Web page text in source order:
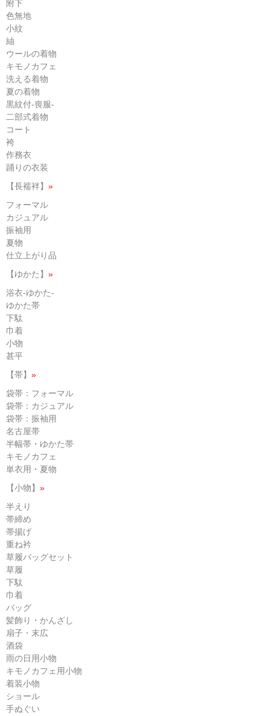
附下
色無地
小紋
紬
ウールの着物
キモノカフェ
洗える着物
夏の着物
黒紋付-喪服-
二部式着物
コート
袴
作務衣
踊りの衣装
【長襦袢】 »
フォーマル
カジュアル
振袖用
夏物
仕立上がり品
【ゆかた】 »
浴衣-ゆかた-
ゆかた帯
下駄
巾着
小物
甚平
【帯】 »
袋帯：フォーマル
袋帯：カジュアル
袋帯：振袖用
名古屋帯
半幅帯・ゆかた帯
キモノカフェ
単衣用・夏物
【小物】 »
半えり
帯締め
帯揚げ
重ね衿
草履バッグセット
草履
下駄
巾着
バッグ
髪飾り・かんざし
扇子・末広
酒袋
雨の日用小物
キモノカフェ用小物
着装小物
ショール
手ぬぐい